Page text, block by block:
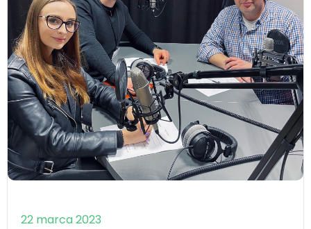
22 marca 2023